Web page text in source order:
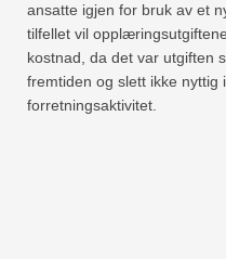
ansatte igjen for bruk av et
tilfellet vil
kostnad, da det var utgiften
fremtiden og slett ikke nyttig
forretningsaktivitet.